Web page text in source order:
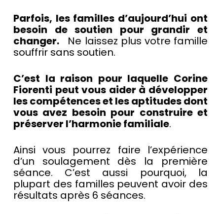
Parfois, les familles d’aujourd’hui ont
besoin de soutien pour grandir et
changer.
Ne laissez plus votre famille
souffrir sans soutien.
C’est la raison pour laquelle Corine
Fiorenti peut vous aider à développer
les compétences et les aptitudes dont
vous avez besoin pour construire et
préserver l’harmonie familiale.
Ainsi vous pourrez faire l’expérience
d’un soulagement dès la première
séance. C’est aussi pourquoi, la
plupart des familles peuvent avoir des
résultats après 6 séances.